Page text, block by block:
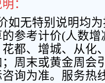
：
如无特别说明均为
的参考计价(人数增
都、增城、从化
周末或黄金周会
询为准。服务热